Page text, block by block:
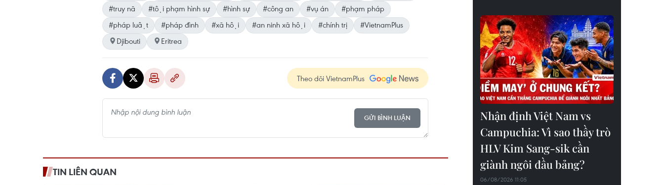
#truy nã
#tội phạm hình sự #hình sự #công an #vụ án
#phạm pháp
#pháp luật
#pháp đình #xã hội #an ninh xã hội #chính trị
#VietnamPlus
Djibouti
Eritrea
Theo dõi VietnamPlus
GỬI BÌNH LUẬN
TIN LIÊN QUAN
Nhận định Việt Nam vs
Campuchia: Vì sao thầy trò
HLV Kim Sang-sik cần
giành ngôi đầu bảng?
06/08/2026 11:05